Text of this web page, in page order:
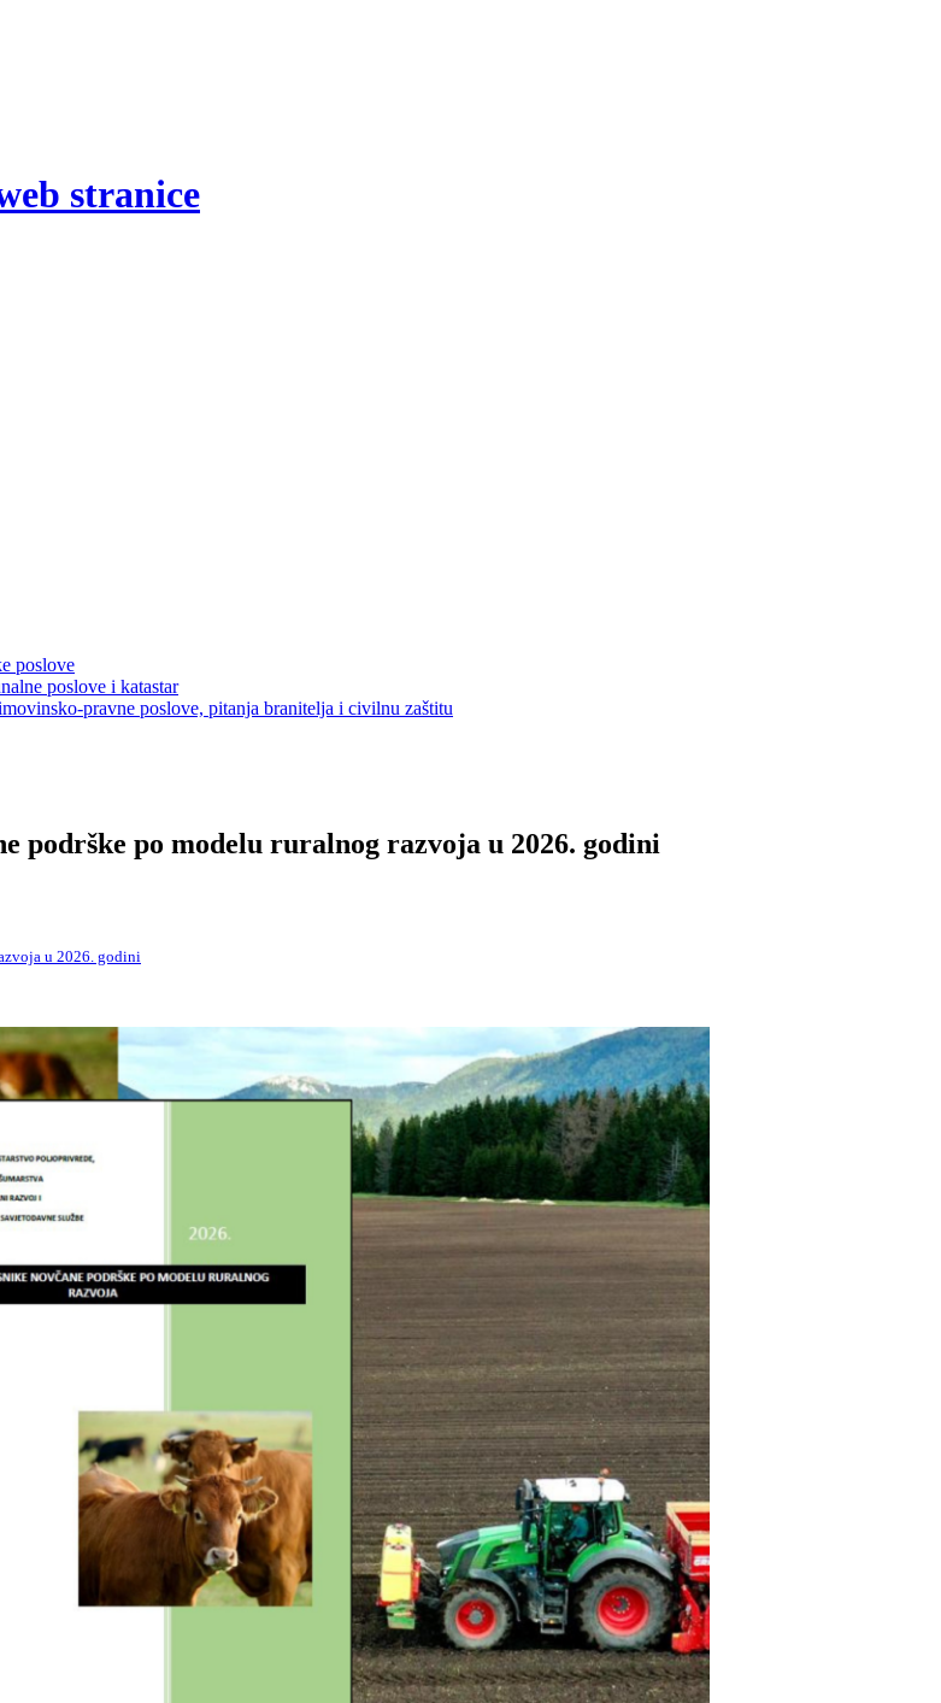
stranice
poslove
poslove i katastar
pravne poslove, pitanja branitelja i civilnu zaštitu
podrške po modelu ruralnog razvoja u 2026. godini
u 2026. godini